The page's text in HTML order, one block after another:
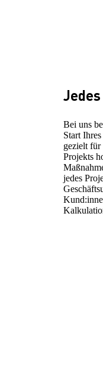
Bei uns
Start
gezielt für
Projekts
jedes